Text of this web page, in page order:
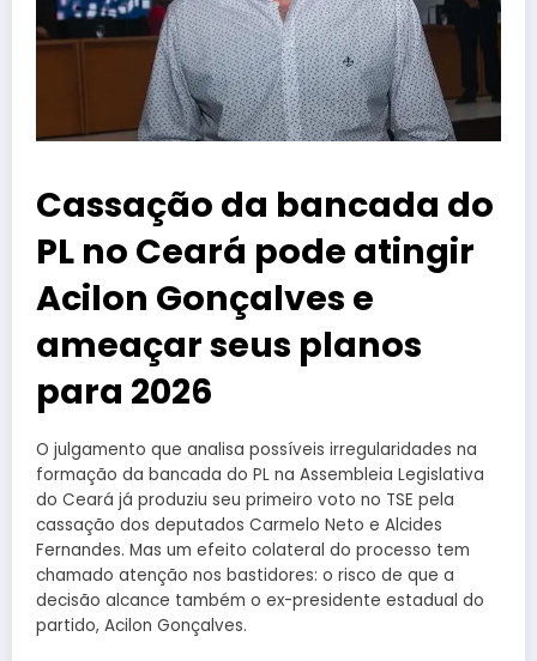
Cassação da bancada do
PL no Ceará pode atingir
Acilon Gonçalves e
ameaçar seus planos
para 2026
O julgamento que analisa possíveis irregularidades na
formação da bancada do PL na Assembleia Legislativa
do Ceará já produziu seu primeiro voto no TSE pela
cassação dos deputados Carmelo Neto e Alcides
Fernandes. Mas um efeito colateral do processo tem
chamado atenção nos bastidores: o risco de que a
decisão alcance também o ex-presidente estadual do
partido, Acilon Gonçalves.